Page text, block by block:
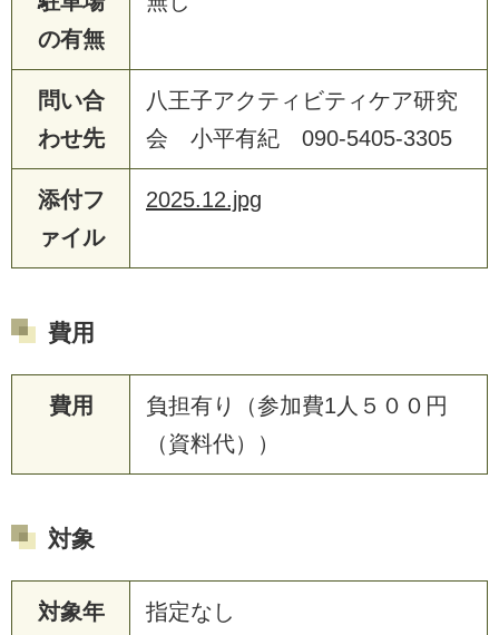
の有無
問い合
わせ先
八王子アクティビティケア研究
会 小平有紀 090-5405-3305
添付フ
ァイル
2025.12.jpg
費用
費用
負担有り（参加費1人５００円
（資料代））
対象
対象年
指定なし